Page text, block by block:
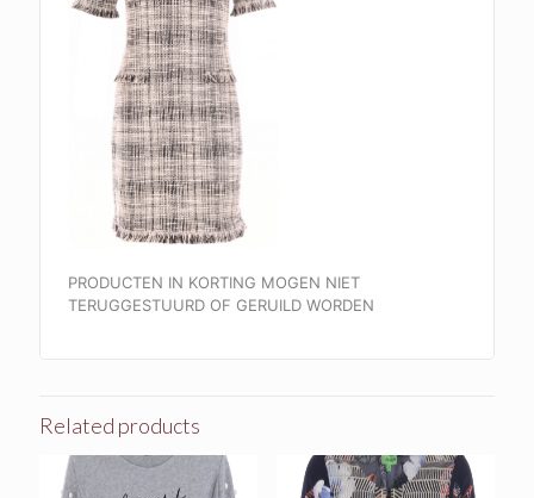
PRODUCTEN IN KORTING MOGEN NIET
TERUGGESTUURD OF GERUILD WORDEN
Related products